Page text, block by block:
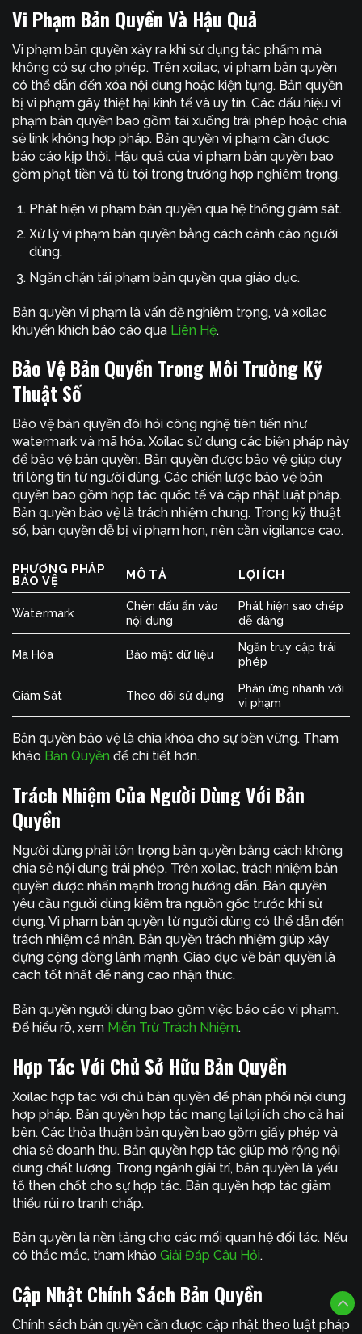
Vi Phạm Bản Quyền Và Hậu Quả
Vi phạm bản quyền xảy ra khi sử dụng tác phẩm mà
không có sự cho phép. Trên xoilac, vi phạm bản quyền
có thể dẫn đến xóa nội dung hoặc kiện tụng. Bản quyền
bị vi phạm gây thiệt hại kinh tế và uy tín. Các dấu hiệu vi
phạm bản quyền bao gồm tải xuống trái phép hoặc chia
sẻ link không hợp pháp. Bản quyền vi phạm cần được
báo cáo kịp thời. Hậu quả của vi phạm bản quyền bao
gồm phạt tiền và tù tội trong trường hợp nghiêm trọng.
Phát hiện vi phạm bản quyền qua hệ thống giám sát.
Xử lý vi phạm bản quyền bằng cách cảnh cáo người
dùng.
Ngăn chặn tái phạm bản quyền qua giáo dục.
Bản quyền vi phạm là vấn đề nghiêm trọng, và xoilac
khuyến khích báo cáo qua Liên Hệ.
Bảo Vệ Bản Quyền Trong Môi Trường Kỹ
Thuật Số
Bảo vệ bản quyền đòi hỏi công nghệ tiên tiến như
watermark và mã hóa. Xoilac sử dụng các biện pháp này
để bảo vệ bản quyền. Bản quyền được bảo vệ giúp duy
trì lòng tin từ người dùng. Các chiến lược bảo vệ bản
quyền bao gồm hợp tác quốc tế và cập nhật luật pháp.
Bản quyền bảo vệ là trách nhiệm chung. Trong kỹ thuật
số, bản quyền dễ bị vi phạm hơn, nên cần vigilance cao.
PHƯƠNG PHÁP
BẢO VỆ
MÔ TẢ LỢI ÍCH
Watermark
Chèn dấu ẩn vào
nội dung
Phát hiện sao chép
dễ dàng
Mã Hóa Bảo mật dữ liệu
Ngăn truy cập trái
phép
Giám Sát Theo dõi sử dụng
Phản ứng nhanh với
vi phạm
Bản quyền bảo vệ là chìa khóa cho sự bền vững. Tham
khảo Bản Quyền để chi tiết hơn.
Trách Nhiệm Của Người Dùng Với Bản
Quyền
Người dùng phải tôn trọng bản quyền bằng cách không
chia sẻ nội dung trái phép. Trên xoilac, trách nhiệm bản
quyền được nhấn mạnh trong hướng dẫn. Bản quyền
yêu cầu người dùng kiểm tra nguồn gốc trước khi sử
dụng. Vi phạm bản quyền từ người dùng có thể dẫn đến
trách nhiệm cá nhân. Bản quyền trách nhiệm giúp xây
dựng cộng đồng lành mạnh. Giáo dục về bản quyền là
cách tốt nhất để nâng cao nhận thức.
Bản quyền người dùng bao gồm việc báo cáo vi phạm.
Để hiểu rõ, xem Miễn Trừ Trách Nhiệm.
Hợp Tác Với Chủ Sở Hữu Bản Quyền
Xoilac hợp tác với chủ bản quyền để phân phối nội dung
hợp pháp. Bản quyền hợp tác mang lại lợi ích cho cả hai
bên. Các thỏa thuận bản quyền bao gồm giấy phép và
chia sẻ doanh thu. Bản quyền hợp tác giúp mở rộng nội
dung chất lượng. Trong ngành giải trí, bản quyền là yếu
tố then chốt cho sự hợp tác. Bản quyền hợp tác giảm
thiểu rủi ro tranh chấp.
Bản quyền là nền tảng cho các mối quan hệ đối tác. Nếu
có thắc mắc, tham khảo Giải Đáp Câu Hỏi.
Cập Nhật Chính Sách Bản Quyền
Chính sách bản quyền cần được cập nhật theo luật pháp